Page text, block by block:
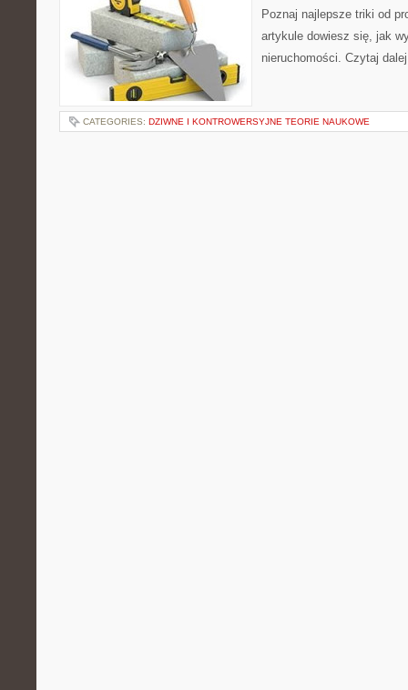
Poznaj najlepsze triki od
artykule dowiesz się, jak
nieruchomości. Czytaj
CATEGORIES: DZIWNE I KONTROWERSYJNE TEORIE NAUKOWE